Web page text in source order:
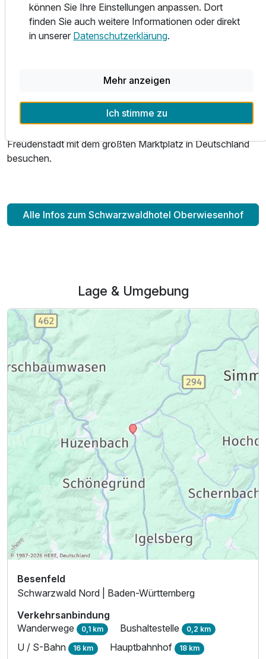
Zusatznächte
Für 5 Tage p.P. ab572,00 €
Juniorsuite/n
Ausstattung
Zusatznächte
Für 5 Tage p.P. ab600,00 €
Trotz der weltweiten Bekanntheit des Schwarzwaldes
prägen Tradition und Kultur das Alltagsleben der
Schwarzwälder. Die kulinarischen Spezialitäten des
heimischen Produkten hergestellt. Bei einem Urlaub im
Schwarzwald können Sie jedoch auch reizvolle und
bekannte Städte wie etwa die internationale und bekannte
Freudenstadt mit dem größten Marktplatz in Deutschland
besuchen.
Alle Infos zum Schwarzwaldhotel Oberwiesenhof
Lage & Umgebung
Besenfeld
Schwarzwald Nord | Baden-Württemberg
Verkehrsanbindung
Wanderwege 0,1 km Bushaltestelle 0,2 km
U / S-Bahn 16 km Hauptbahnhof 18 km
können Sie Ihre Einstellungen anpassen. Dort
finden Sie auch weitere Informationen oder direkt
in unserer Datenschutzerklärung.
Mehr anzeigen
Ich stimme zu